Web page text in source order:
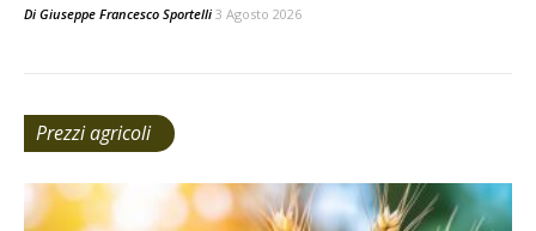
Di Giuseppe Francesco Sportelli 3 Agosto 2026
Prezzi agricoli